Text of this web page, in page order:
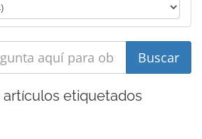
etiquetados